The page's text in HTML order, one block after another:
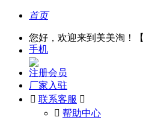
首页
您好，欢迎来到美美淘！【
手机
注册会员
厂家入驻
 联系客服 
󰅃 帮助中心